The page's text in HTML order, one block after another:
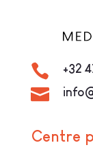
 +32

Centre